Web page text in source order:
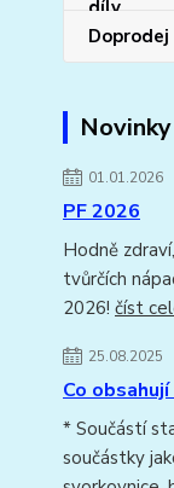
Doprodej
Novinky
01.01.2026
PF 2026
Hodně
tvůrčích
2026! číst
25.08.2025
Co
* Součástí
součástky